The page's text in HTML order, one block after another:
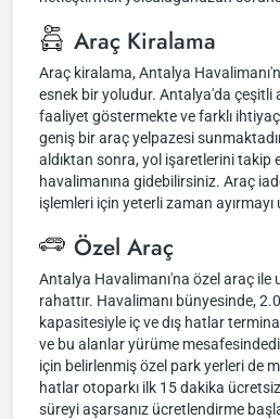
Araç Kiralama
Araç kiralama, Antalya
esnek bir yoludur. Antalya'da çeşitli
faaliyet göstermekte ve farklı
geniş bir araç yelpazesi
aldıktan sonra, yol işaretlerini takip
havalimanına gidebilirsiniz. Araç
işlemleri için yeterli zaman ayırmayı
Özel Araç
Antalya Havalimanı'na özel araç ile
rahattır. Havalimanı bünyesinde,
kapasitesiyle iç ve dış hatlar
ve bu alanlar yürüme
için belirlenmiş özel park yerleri de
hatlar otoparkı ilk 15 dakika
süreyi aşarsanız ücretlendirme